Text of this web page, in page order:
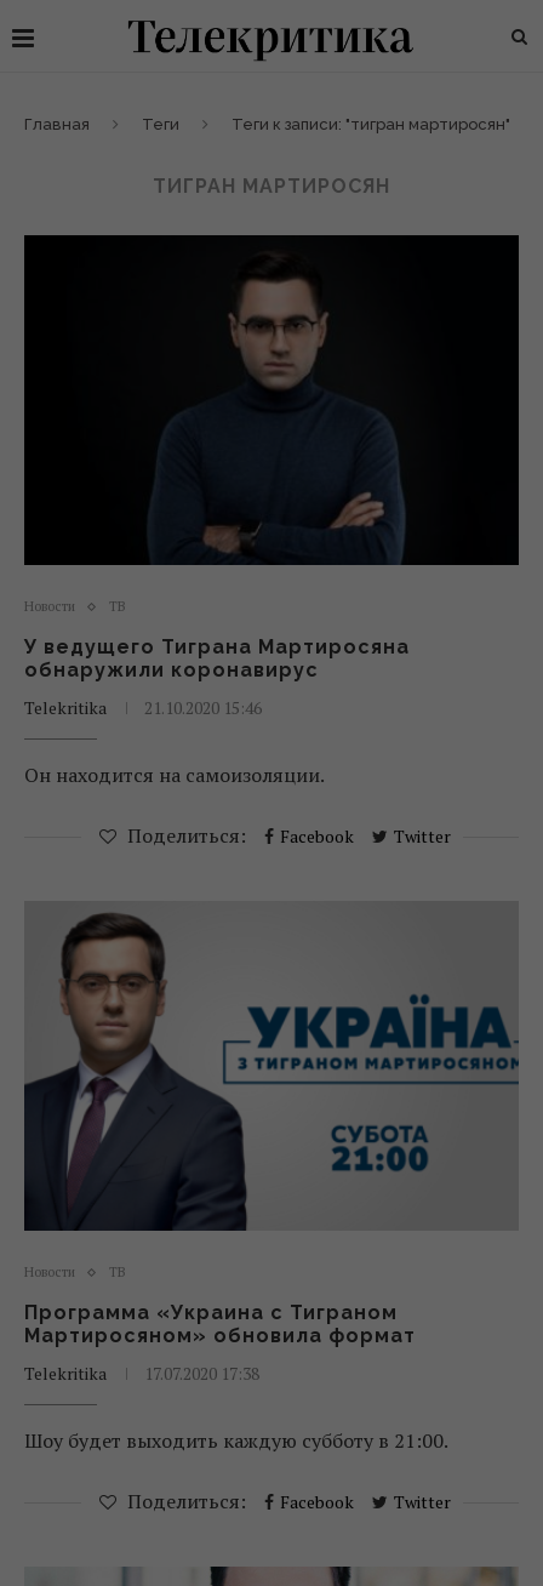
Главная Теги Теги к записи: "тигран мартиросян"
ТИГРАН МАРТИРОСЯН
Новости ТВ
У ведущего Тиграна Мартиросяна
обнаружили коронавирус
Telekritika
21.10.2020 15:46
Он находится на самоизоляции.
Поделиться: Facebook Twitter
Новости ТВ
Программа «Украина с Тиграном
Мартиросяном» обновила формат
Telekritika
17.07.2020 17:38
Шоу будет выходить каждую субботу в 21:00.
Поделиться: Facebook Twitter